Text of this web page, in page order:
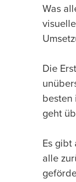
Was
Die
besten
geht
Es
alle